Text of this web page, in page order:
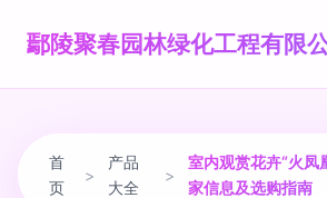
鄢陵聚春园林绿化工程有限
首
页
>
产品
大全
>
室内观赏花卉“火凤
家信息及选购指南